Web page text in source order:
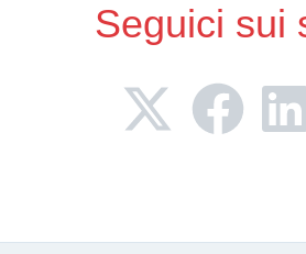
Seguici sui